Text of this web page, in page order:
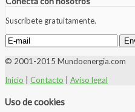
Suscríbete gratuitamente.
© 2001-2015 Mundoenergia.com
Inicio
Contacto Aviso legal
Uso de cookies